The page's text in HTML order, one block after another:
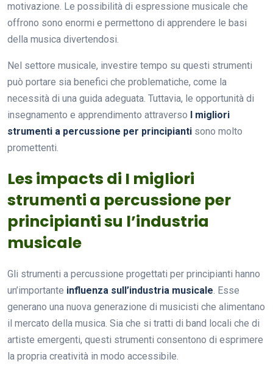
motivazione. Le possibilità di espressione musicale che
offrono sono enormi e permettono di apprendere le basi
della musica divertendosi.
Nel settore musicale, investire tempo su questi strumenti
può portare sia benefici che problematiche, come la
necessità di una guida adeguata. Tuttavia, le opportunità di
insegnamento e apprendimento attraverso I migliori
strumenti a percussione per principianti sono molto
promettenti.
Les impacts di I migliori
strumenti a percussione per
principianti su l’industria
musicale
Gli strumenti a percussione progettati per principianti hanno
un’importante influenza sull’industria musicale. Esse
generano una nuova generazione di musicisti che alimentano
il mercato della musica. Sia che si tratti di band locali che di
artiste emergenti, questi strumenti consentono di esprimere
la propria creatività in modo accessibile.